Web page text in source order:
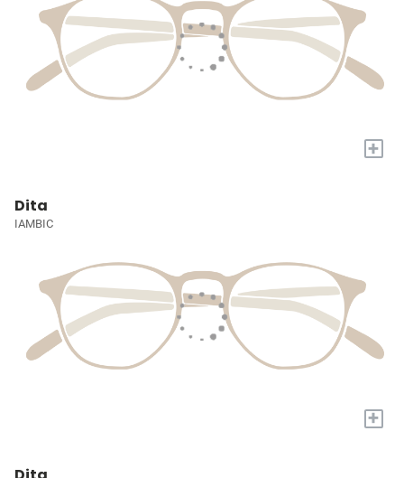
+
Dita
IAMBIC
+